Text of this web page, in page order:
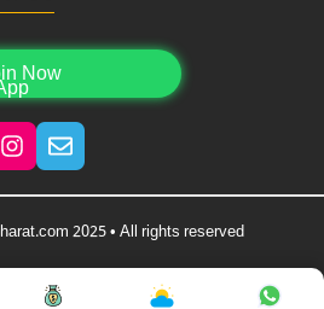
Now
2025 • All rights reserved